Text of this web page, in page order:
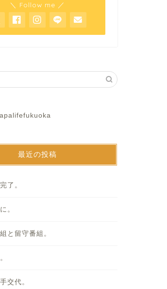
＼ Follow me ／
最近の投稿
了。
。
と留守番組。
交代。